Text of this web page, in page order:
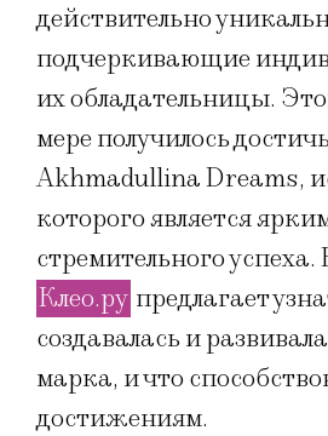
действительно
подчеркивающие
их обладательницы.
мере получилось
Akhmadullina Dreams,
которого является
стремительного успеха.
Клео.ру предлагает
создавалась и
марка, и что
достижениям.